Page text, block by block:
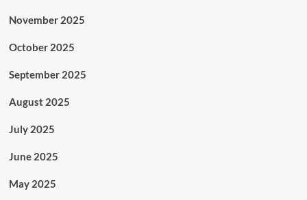
November 2025
October 2025
September 2025
August 2025
July 2025
June 2025
May 2025